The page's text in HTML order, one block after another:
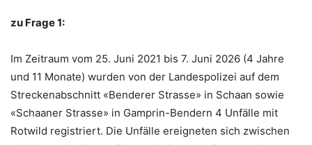
zu Frage 1:
Im Zeitraum vom 25. Juni 2021 bis 7. Juni 2026 (4 Jahre
und 11 Monate) wurden von der Landespolizei auf dem
Streckenabschnitt «Benderer Strasse» in Schaan sowie
«Schaaner Strasse» in Gamprin-Bendern 4 Unfälle mit
Rotwild registriert. Die Unfälle ereigneten sich zwischen